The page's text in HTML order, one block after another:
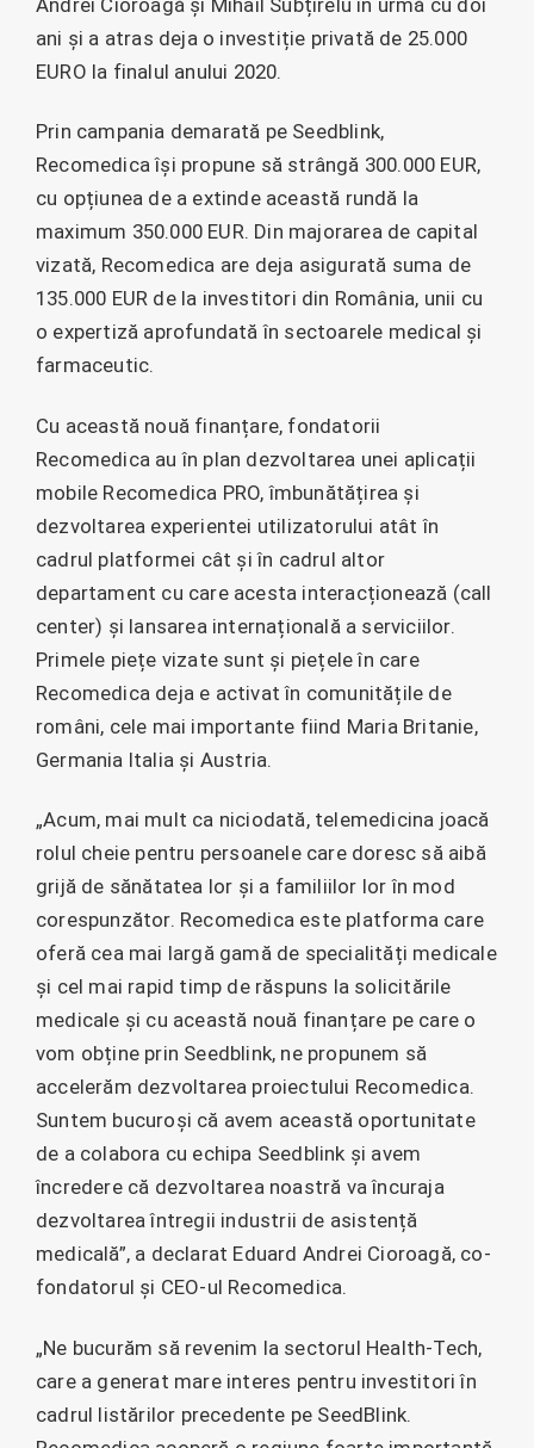
ani și a atras deja o investiție privată de 25.000
EURO la finalul anului 2020.
Prin campania demarată pe Seedblink,
Recomedica își propune să strângă 300.000 EUR,
cu opțiunea de a extinde această rundă la
maximum 350.000 EUR. Din majorarea de capital
vizată, Recomedica are deja asigurată suma de
135.000 EUR de la investitori din România, unii cu
o expertiză aprofundată în sectoarele medical și
farmaceutic.
Cu această nouă finanțare, fondatorii
Recomedica au în plan dezvoltarea unei aplicații
mobile Recomedica PRO, îmbunătățirea și
dezvoltarea experientei utilizatorului atât în
cadrul platformei cât și în cadrul altor
departament cu care acesta interacționează (call
center) și lansarea internațională a serviciilor.
Primele piețe vizate sunt și piețele în care
Recomedica deja e activat în comunitățile de
români, cele mai importante fiind Maria Britanie,
Germania Italia și Austria.
„Acum, mai mult ca niciodată, telemedicina joacă
rolul cheie pentru persoanele care doresc să aibă
grijă de sănătatea lor și a familiilor lor în mod
corespunzător. Recomedica este platforma care
oferă cea mai largă gamă de specialități medicale
și cel mai rapid timp de răspuns la solicitările
medicale și cu această nouă finanțare pe care o
vom obține prin Seedblink, ne propunem să
accelerăm dezvoltarea proiectului Recomedica.
Suntem bucuroși că avem această oportunitate
de a colabora cu echipa Seedblink și avem
încredere că dezvoltarea noastră va încuraja
dezvoltarea întregii industrii de asistență
medicală”, a declarat Eduard Andrei Cioroagă, co-
fondatorul și CEO-ul Recomedica.
„Ne bucurăm să revenim la sectorul Health-Tech,
care a generat mare interes pentru investitori în
cadrul listărilor precedente pe SeedBlink.